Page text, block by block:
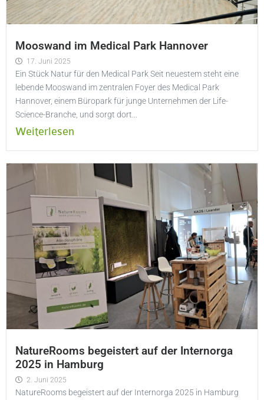
Mooswand im Medical Park Hannover
17. Juni 2025
Ein Stück Natur für den Medical Park Seit neuestem steht eine
lebende Mooswand im zentralen Foyer des Medical Park
Hannover, einem Büropark für junge Unternehmen der Life-
Science-Branche, und sorgt dort...
Weiterlesen
NatureRooms begeistert auf der Internorga
2025 in Hamburg
2. Juni 2025
NatureRooms begeistert auf der Internorga 2025 in Hamburg